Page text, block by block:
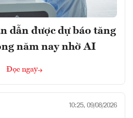
dẫn được dự báo tăng
năm nay nhờ AI
Đọc ngay
10:25, 09/08/2026